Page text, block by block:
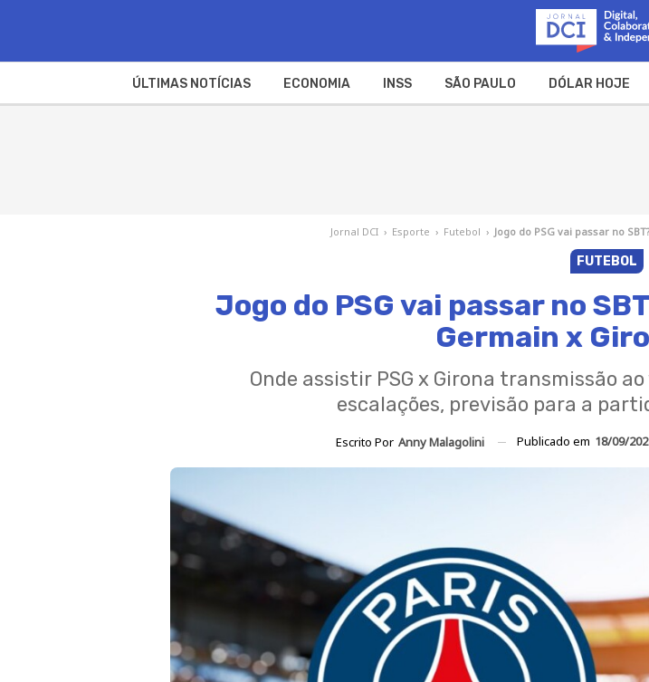
ÚLTIMAS NOTÍCIAS ECONOMIA INSS SÃO PAULO DÓLAR HOJE
Jornal DCI › Esporte › Futebol › Jogo do PSG vai passar no
FUTEBOL
Jogo do PSG vai passar no
Germain x
Onde assistir PSG x Girona transmissão
escalações, previsão para a
Escrito Por Anny Malagolini Publicado em 18/09/